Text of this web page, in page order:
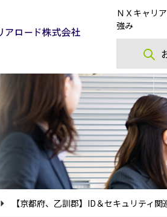
ＮＸキャリ
強み
【京都府、乙訓郡】ID＆セキュリティ